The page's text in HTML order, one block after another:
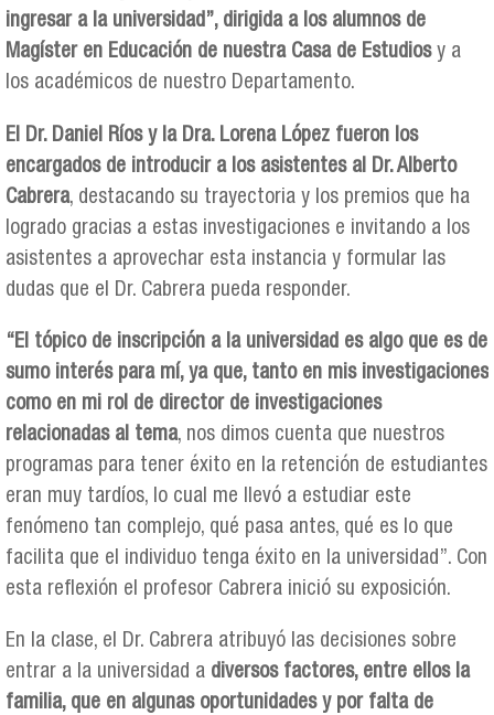
ingresar a la universidad”, dirigida a los alumnos de
Magíster en Educación de nuestra Casa de Estudiosy a
los académicos de nuestro Departamento.
El Dr. Daniel Ríos y la Dra. Lorena López fueron los
encargados de introducir a los asistentes al Dr. Alberto
Cabrera, destacando su trayectoria y los premios que ha
logrado gracias a estas investigaciones e invitando a los
asistentes a aprovechar esta instancia y formular las
dudas que el Dr. Cabrera pueda responder.
“El tópico de inscripción a la universidad es algo que es de
sumo interés para mí, ya que, tanto en mis investigaciones
como en mi rol de director de investigaciones
relacionadas al tema, nos dimos cuenta que nuestros
programas para tener éxito en la retención de estudiantes
eran muy tardíos, lo cual me llevó a estudiar este
fenómeno tan complejo, qué pasa antes, qué es lo que
facilita que el individuo tenga éxito en la universidad”. Con
esta reflexión el profesor Cabrera inició su exposición.
En la clase, el Dr. Cabrera atribuyó las decisiones sobre
entrar a la universidad a diversos factores, entre ellos la
familia, que en algunas oportunidades y por falta de